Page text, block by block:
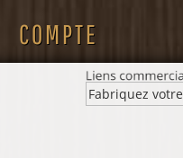
COMPTE
Fabriquez votre